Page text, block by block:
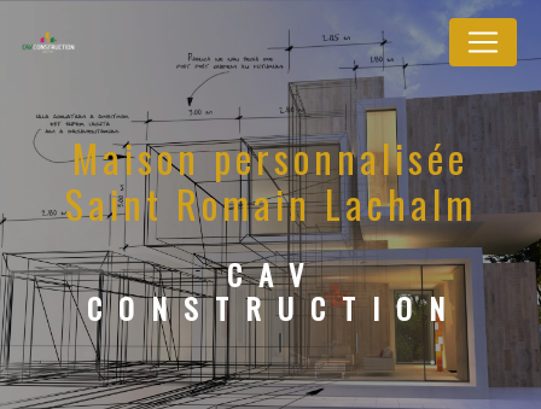
Maison personnalisée
Saint Romain Lachalm
CAV
CONSTRUCTION